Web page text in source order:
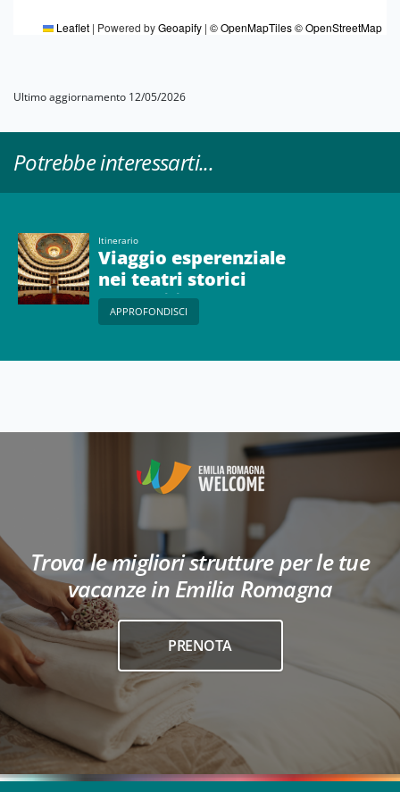
Leaflet | Powered byGeoapify | © OpenMapTiles© OpenStreetMap
Ultimo aggiornamento 12/05/2026
Potrebbe interessarti...
Itinerario
Viaggio esperenziale
nei teatri storici
dell’Emilia
APPROFONDISCI
Trova le migliori strutture per le tue
vacanze in Emilia Romagna
PRENOTA